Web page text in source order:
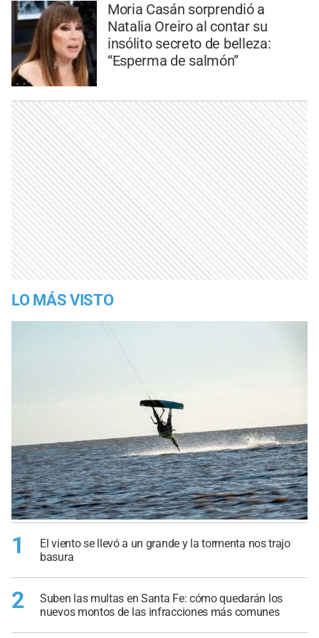
Moria Casán sorprendió a
Natalia Oreiro al contar su
insólito secreto de belleza:
“Esperma de salmón”
LO MÁS VISTO
1
El viento se llevó a un grande y la tormenta nos trajo
basura
2
Suben las multas en Santa Fe: cómo quedarán los
nuevos montos de las infracciones más comunes